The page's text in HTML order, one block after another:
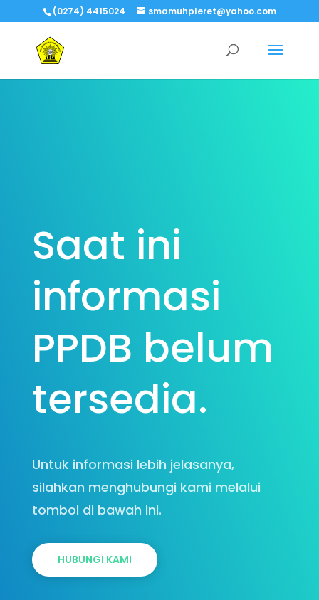
(0274) 4415024 smamuhpleret@yahoo.com
Saat ini
informasi
PPDB belum
tersedia.
Untuk informasi lebih jelasanya,
silahkan menghubungi kami melalui
tombol di bawah ini.
HUBUNGI KAMI